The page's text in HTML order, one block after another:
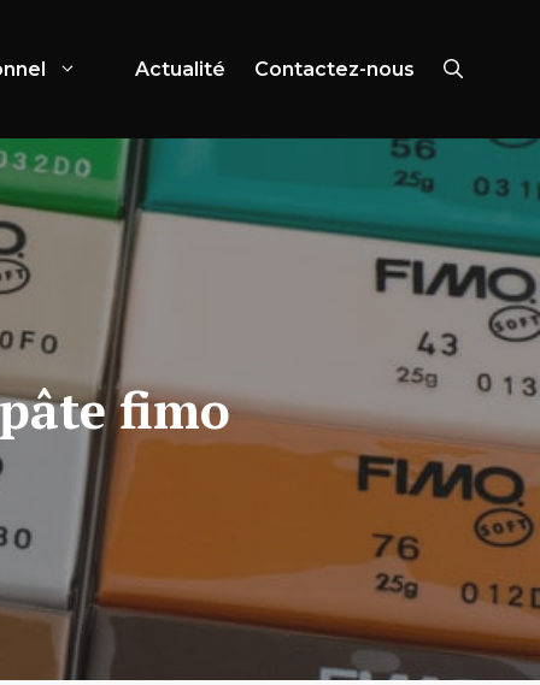
Actualité Contactez-nous
fimo